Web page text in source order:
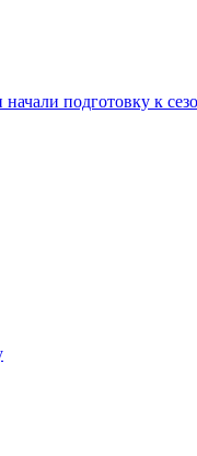
подготовку к